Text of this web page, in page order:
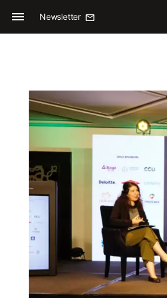
Newsletter